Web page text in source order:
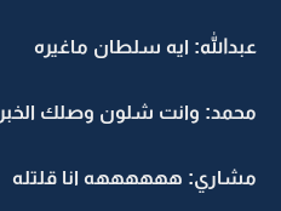
عبدالله: ايه سلطان ماغيره
محمد: وانت شلون وصلك الخبر
مشاري: ههههههه انا قلتله